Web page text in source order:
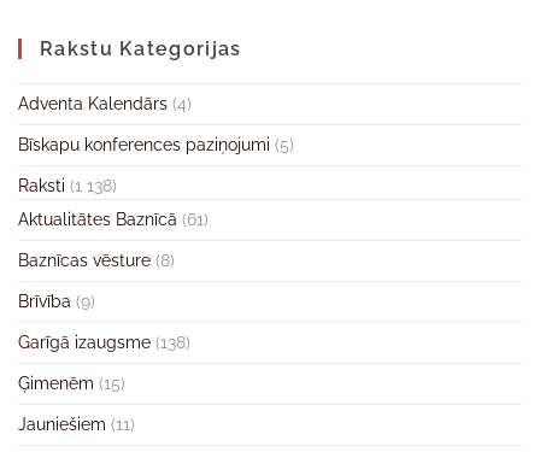
Rakstu Kategorijas
Adventa Kalendārs (4)
Bīskapu konferences paziņojumi (5)
Raksti (1 138)
Aktualitātes Baznīcā (61)
Baznīcas vēsture (8)
Brīvība (9)
Garīgā izaugsme (138)
Ģimenēm (15)
Jauniešiem (11)